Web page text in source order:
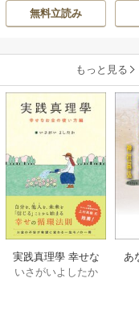
無料立読み
もっと見る
実践真理學 幸せな
お金の使い方編 1巻
いさがいよしたか
あ